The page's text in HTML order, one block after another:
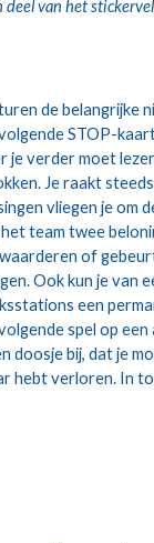
deel van het stickervel
de belangrijke
STOP-
je verder moet
Je raakt
vliegen je om
team twee
of
Ook kun je van
een
spel op
doosje bij, dat je
hebt verloren. In